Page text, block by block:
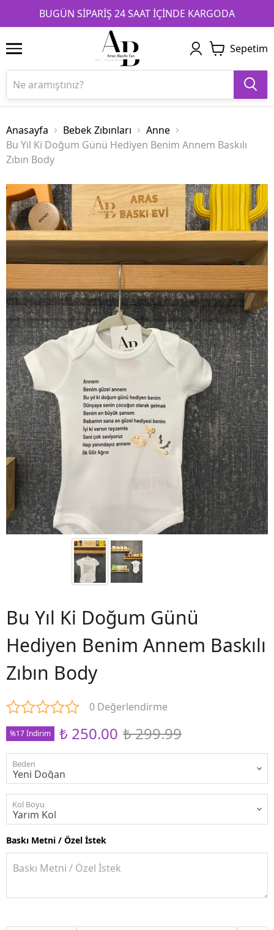
BUGÜN SİPARİŞ 24 SAAT İÇİNDE KARGODA
1 2 3
Sepetim
Anasayfa Bebek Zıbınları
Anne
Bu Yıl Ki Doğum Günü Hediyen Benim Annem Baskılı
Zıbın Body
Bu Yıl Ki Doğum Günü
Hediyen Benim Annem Baskılı
Zıbın Body
0 Değerlendirme
%17 İndirim ₺ 250.00 ₺ 299.99
Beden
Kol Boyu
Baskı Metni / Özel İstek